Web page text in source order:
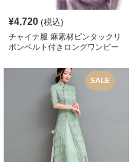
¥4,720 (税込)
チャイナ服 麻素材ピンタックリ
ボンベルト付きロングワンピー
SALE